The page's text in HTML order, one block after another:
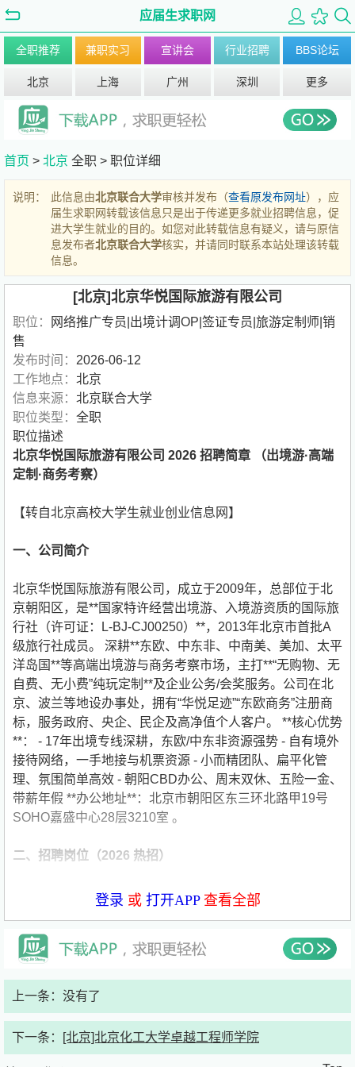
应届生求职网
全职推荐 兼职实习 宣讲会 行业招聘 BBS论坛
北京 上海 广州 深圳 更多
首页 > 北京 全职 > 职位详细
说明： 此信息由北京联合大学审核并发布（查看原发布网址），应
届生求职网转载该信息只是出于传递更多就业招聘信息，促
进大学生就业的目的。如您对此转载信息有疑义，请与原信
息发布者北京联合大学核实，并请同时联系本站处理该转载
信息。
[北京]北京华悦国际旅游有限公司
职位：
网络推广专员|出境计调OP|签证专员|旅游定制师|销
售
发布时间： 2026-06-12
工作地点： 北京
信息来源： 北京联合大学
职位类型： 全职
职位描述
北京华悦国际旅游有限公司 2026 招聘简章 （出境游·高端
定制·商务考察）
【转自北京高校大学生就业创业信息网】
一、公司简介
北京华悦国际旅游有限公司，成立于2009年，总部位于北
京朝阳区，是**国家特许经营出境游、入境游资质的国际旅
行社（许可证：L-BJ-CJ00250）**，2013年北京市首批A
级旅行社成员。 深耕**东欧、中东非、中南美、美加、太平
洋岛国**等高端出境游与商务考察市场，主打**“无购物、无
自费、无小费”纯玩定制**及企业公务/会奖服务。公司在北
京、波兰等地设办事处，拥有“华悦足迹”“东欧商务”注册商
标，服务政府、央企、民企及高净值个人客户。 **核心优势
**： - 17年出境专线深耕，东欧/中东非资源强势 - 自有境外
接待网络，一手地接与机票资源 - 小而精团队、扁平化管
理、氛围简单高效 - 朝阳CBD办公、周末双休、五险一金、
带薪年假 **办公地址**：北京市朝阳区东三环北路甲19号
SOHO嘉盛中心28层3210室 。
二、招聘岗位（2026 热招）
网络推广专员（1人） **岗位职责**：
1. 负责公司官网、公众号、小红书、抖音、知乎等**全网内
容运营与推广**；
2. 策划并执行**高端出境游/商务考察**线上活动、话题、短
3. 负责**SEM/信息流投放**（百度、巨量、腾讯），优化素
登录 或 打开APP查看全部
上一条：没有了
下一条： [北京]北京化工大学卓越工程师学院